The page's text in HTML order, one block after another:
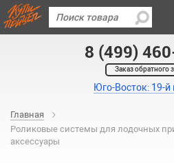
8 (499)
Заказ обратного
Юго-Восток: 19-
Главная
Роликовые системы для лодочных
аксессуары